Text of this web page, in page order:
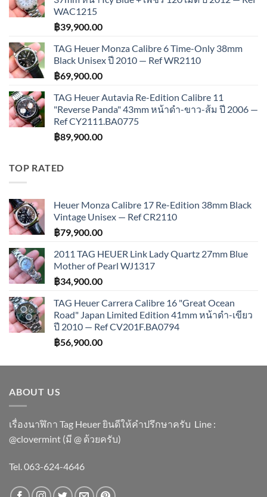
WAC1215
฿39,900.00
TAG Heuer Monza Calibre 6 Time-Only 38mm
Black Unisex ปี 2010 — Ref WR2110
฿69,900.00
TAG Heuer Autavia Re-Edition Calibre 11
"Reverse Panda" 43mm หน้าดำ-ขาว-ส้ม ปี 2006 —
Ref CY2111.BA0775
฿89,900.00
TOP RATED
Heuer Monza Calibre 17 Re-Edition 38mm Black
Vintage Unisex — Ref CR2110
฿79,900.00
2011 TAG HEUER Link Lady Quartz 27mm Blue
Mother of Pearl WJ1317
฿34,900.00
TAG Heuer Carrera Calibre 16 "Great Ocean
Road" Japan Limited Edition 41mm หน้าดำ-เขียว
ปี 2010 — Ref CV201F.BA0794
฿56,900.00
ABOUT US
เรื่องนาฬิกา Tag Heuer ยินดีให้คำปรึกษาครับ ​Line :
@clovermint (มี @ ด้วยครับ)
Tel. 063-624-4646